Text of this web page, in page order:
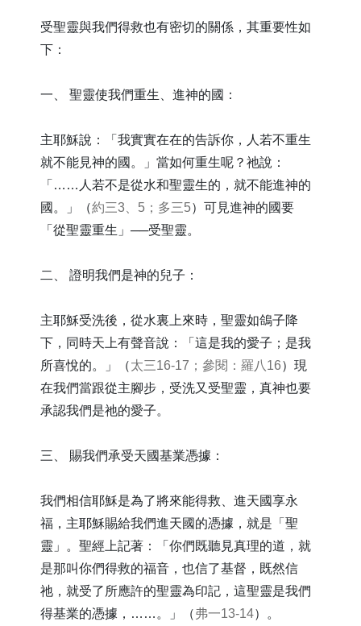
受聖靈與我們得救也有密切的關係，其重要性如
下：
一、 聖靈使我們重生、進神的國：
主耶穌說：「我實實在在的告訴你，人若不重生
就不能見神的國。」當如何重生呢？祂說：
「……人若不是從水和聖靈生的，就不能進神的
國。」（約三3、5；多三5）可見進神的國要
「從聖靈重生」──受聖靈。
二、 證明我們是神的兒子：
主耶穌受洗後，從水裏上來時，聖靈如鴿子降
下，同時天上有聲音說：「這是我的愛子；是我
所喜悅的。」（太三16-17；參閱：羅八16）現
在我們當跟從主腳步，受洗又受聖靈，真神也要
承認我們是祂的愛子。
三、 賜我們承受天國基業憑據：
我們相信耶穌是為了將來能得救、進天國享永
福，主耶穌賜給我們進天國的憑據，就是「聖
靈」。聖經上記著：「你們既聽見真理的道，就
是那叫你們得救的福音，也信了基督，既然信
祂，就受了所應許的聖靈為印記，這聖靈是我們
得基業的憑據，……。」（弗一13-14）。